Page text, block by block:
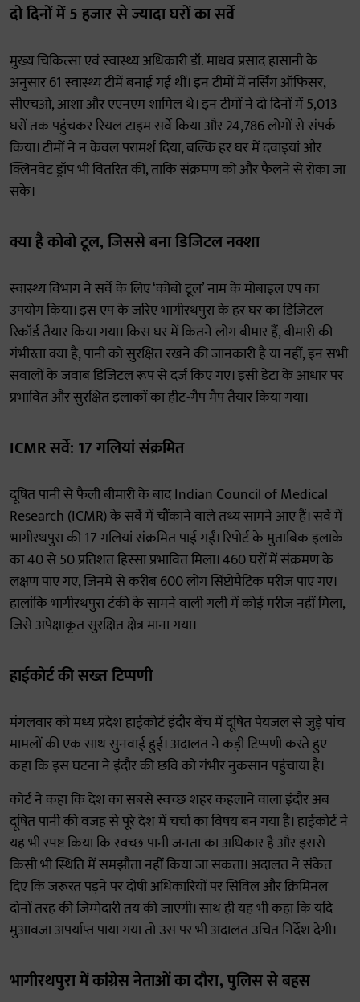
दो दिनों में 5 हजार से ज्यादा घरों का सर्वे
मुख्य चिकित्सा एवं स्वास्थ्य अधिकारी डॉ. माधव प्रसाद हासानी के
अनुसार 61 स्वास्थ्य टीमें बनाई गई थीं। इन टीमों में नर्सिंग ऑफिसर,
सीएचओ, आशा और एएनएम शामिल थे। इन टीमों ने दो दिनों में 5,013
घरों तक पहुंचकर रियल टाइम सर्वे किया और 24,786 लोगों से संपर्क
किया। टीमों ने न केवल परामर्श दिया, बल्कि हर घर में दवाइयां और
क्लिनवेट ड्रॉप भी वितरित कीं, ताकि संक्रमण को और फैलने से रोका जा
सके।
क्या है कोबो टूल, जिससे बना डिजिटल नक्शा
स्वास्थ्य विभाग ने सर्वे के लिए ‘कोबो टूल’ नाम के मोबाइल एप का
उपयोग किया। इस एप के जरिए भागीरथपुरा के हर घर का डिजिटल
रिकॉर्ड तैयार किया गया। किस घर में कितने लोग बीमार हैं, बीमारी की
गंभीरता क्या है, पानी को सुरक्षित रखने की जानकारी है या नहीं, इन सभी
सवालों के जवाब डिजिटल रूप से दर्ज किए गए। इसी डेटा के आधार पर
प्रभावित और सुरक्षित इलाकों का हीट-गैप मैप तैयार किया गया।
ICMR सर्वे: 17 गलियां संक्रमित
दूषित पानी से फैली बीमारी के बाद Indian Council of Medical
Research (ICMR) के सर्वे में चौंकाने वाले तथ्य सामने आए हैं। सर्वे में
भागीरथपुरा की 17 गलियां संक्रमित पाई गईं। रिपोर्ट के मुताबिक इलाके
का 40 से 50 प्रतिशत हिस्सा प्रभावित मिला। 460 घरों में संक्रमण के
लक्षण पाए गए, जिनमें से करीब 600 लोग सिंप्टोमैटिक मरीज पाए गए।
हालांकि भागीरथपुरा टंकी के सामने वाली गली में कोई मरीज नहीं मिला,
जिसे अपेक्षाकृत सुरक्षित क्षेत्र माना गया।
हाईकोर्ट की सख्त टिप्पणी
मंगलवार को मध्य प्रदेश हाईकोर्ट इंदौर बेंच में दूषित पेयजल से जुड़े पांच
मामलों की एक साथ सुनवाई हुई। अदालत ने कड़ी टिप्पणी करते हुए
कहा कि इस घटना ने इंदौर की छवि को गंभीर नुकसान पहुंचाया है।
कोर्ट ने कहा कि देश का सबसे स्वच्छ शहर कहलाने वाला इंदौर अब
दूषित पानी की वजह से पूरे देश में चर्चा का विषय बन गया है। हाईकोर्ट ने
यह भी स्पष्ट किया कि स्वच्छ पानी जनता का अधिकार है और इससे
किसी भी स्थिति में समझौता नहीं किया जा सकता। अदालत ने संकेत
दिए कि जरूरत पड़ने पर दोषी अधिकारियों पर सिविल और क्रिमिनल
दोनों तरह की जिम्मेदारी तय की जाएगी। साथ ही यह भी कहा कि यदि
मुआवजा अपर्याप्त पाया गया तो उस पर भी अदालत उचित निर्देश देगी।
भागीरथपुरा में कांग्रेस नेताओं का दौरा, पुलिस से बहस